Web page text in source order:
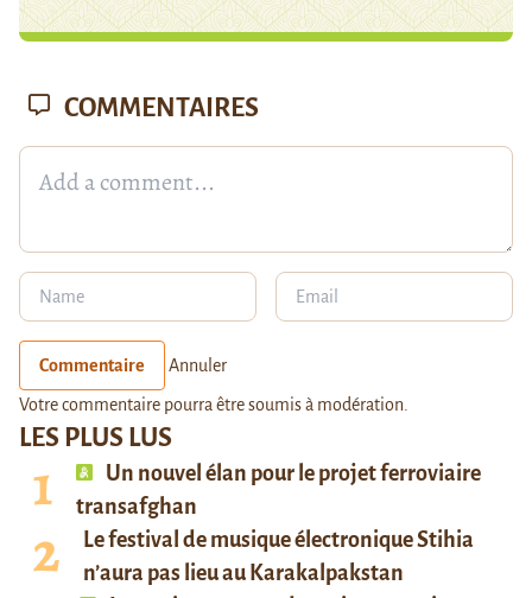
LES PLUS LUS
Un nouvel élan pour le projet ferroviaire
transafghan
Le festival de musique électronique Stihia
n’aura pas lieu au Karakalpakstan
COMMENTAIRES
Commentaire Annuler
Votre commentaire pourra être soumis à modération.